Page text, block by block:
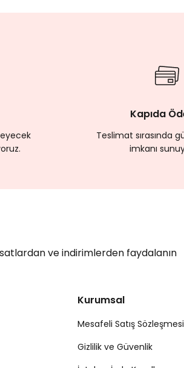
Kapıda
Teslimat sırasında
imkanı
ve indirimlerden faydalanın
Kurumsal
Mesafeli Satış Sözleşmesi
Gizlilik ve Güvenlik